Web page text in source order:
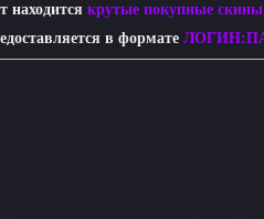
находится крутые покупные скины
в формате